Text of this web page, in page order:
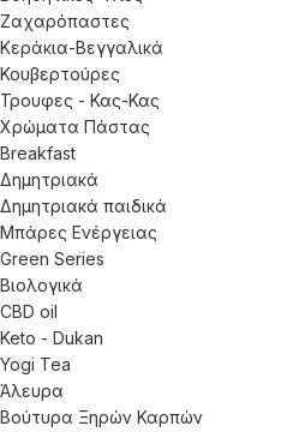
Ζαχαρόπαστες
Κεράκια-Βεγγαλικά
Κουβερτούρες
Τρουφες - Κας-Κας
Χρώματα Πάστας
Breakfast
Δημητριακά
Δημητριακά παιδικά
Μπάρες Ενέργειας
Green Series
Βιολογικά
CBD oil
Keto - Dukan
Yogi Tea
Άλευρα
Βούτυρα Ξηρών Καρπών